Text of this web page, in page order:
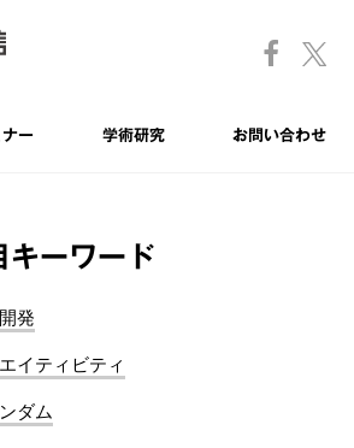
ナー 学術研究 お問い合わせ
キーワード
発
イティビティ
ダム